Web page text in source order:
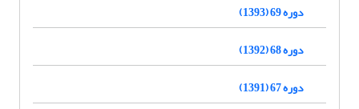
دوره 69 (1393)
دوره 68 (1392)
دوره 67 (1391)